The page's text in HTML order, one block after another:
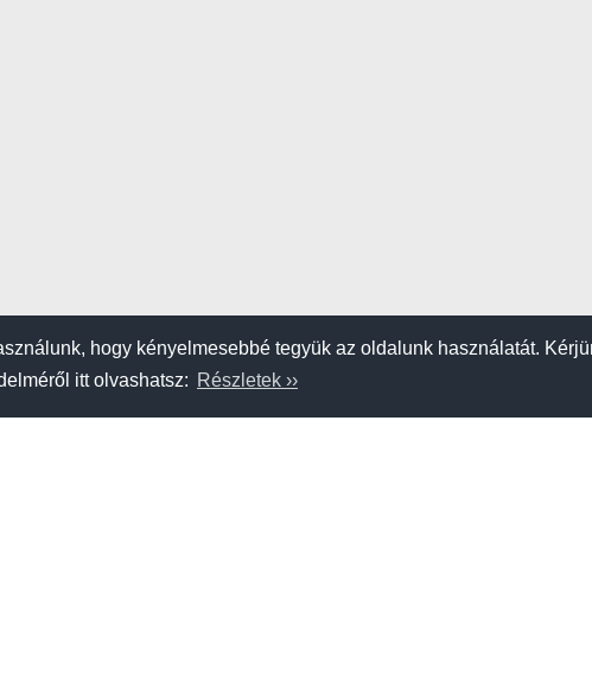
hogy kényelmesebbé tegyük az oldalunk használatát.
itt olvashatsz: Részletek ››